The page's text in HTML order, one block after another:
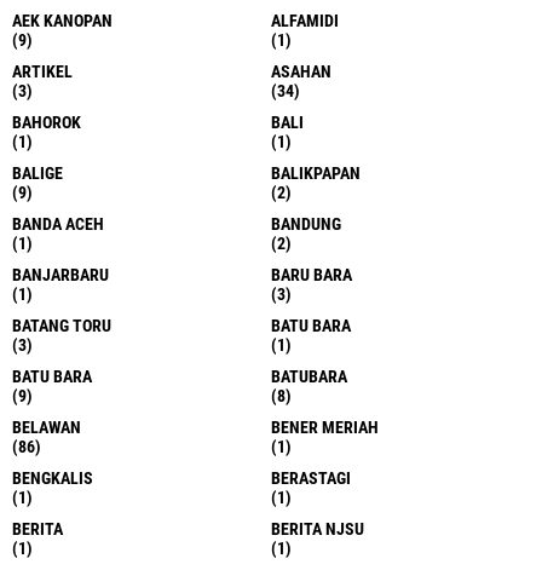
AEK KANOPAN
(9)
ALFAMIDI
(1)
ARTIKEL
(3)
ASAHAN
(34)
BAHOROK
(1)
BALI
(1)
BALIGE
(9)
BALIKPAPAN
(2)
BANDA ACEH
(1)
BANDUNG
(2)
BANJARBARU
(1)
BARU BARA
(3)
BATANG TORU
(3)
BATU BARA
(1)
BATU BARA
(9)
BATUBARA
(8)
BELAWAN
(86)
BENER MERIAH
(1)
BENGKALIS
(1)
BERASTAGI
(1)
BERITA
(1)
BERITA NJSU
(1)